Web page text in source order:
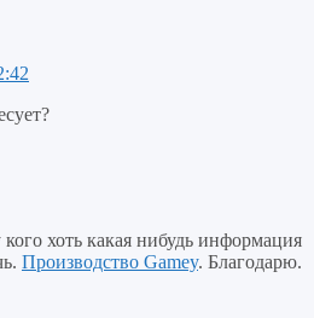
хоть какая нибудь информация
Производство Gamey. Благодарю.